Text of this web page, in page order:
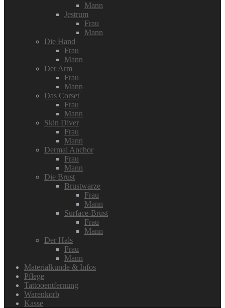
Mann
Jestrum
Frau
Mann
Die Hand
Frau
Mann
Der Arm
Frau
Mann
Das Corset
Frau
Mann
Skin Diver
Frau
Mann
Dermal Anchor
Frau
Mann
Die Brust
Brustwarze
Frau
Mann
Surface-Brust
Frau
Mann
Der Hals
Frau
Mann
Materialkunde & Infos
Pflege
Tattooentfernung
Warenkorb
Kasse